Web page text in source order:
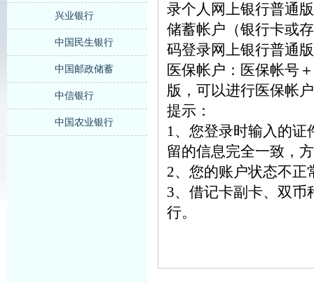
兴业银行
中国民生银行
中国邮政储蓄
中信银行
中国农业银行
录个人网上银行普通
储蓄帐户（银行卡或
码登录网上银行普通
医保帐户：医保帐号
版，可以进行医保帐
提示：
1、您登录时输入的
留的信息完全一致，
2、您的账户状态不正
3、借记卡副卡、双币
行。